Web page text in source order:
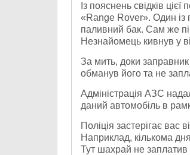
Із пояснень свідків
«Range Rover». Один із
паливний бак. Сам же
Незнайомець кивнув у
За мить, доки
обманув його та не
Адміністрація АЗС
даний автомобіль в
Поліція застерігає
Наприклад, кількома
Тут шахрай не заплатив